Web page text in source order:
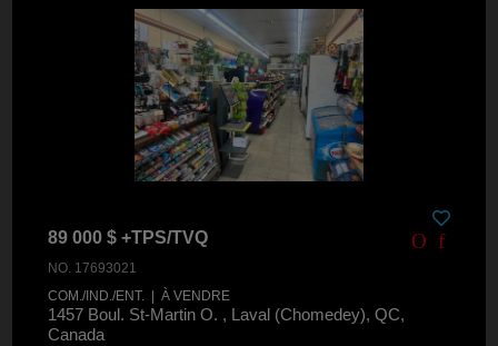
89 000 $ +TPS/TVQ
NO. 17693021
COM./IND./ENT. | À VENDRE
1457 Boul. St-Martin O. , Laval (Chomedey), QC,
Canada